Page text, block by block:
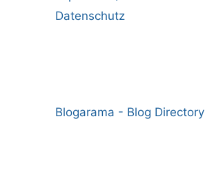
Datenschutz
Blogarama - Blog Directory